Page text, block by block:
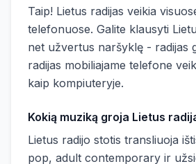
Taip! Lietus radijas veikia
telefonuose. Galite klausyti
net užvertus naršyklę - radijas
radijas mobiliajame telefone
kaip kompiuteryje.
Kokią muziką groja Lietus
Lietus radijo stotis transliuoja
pop, adult contemporary ir